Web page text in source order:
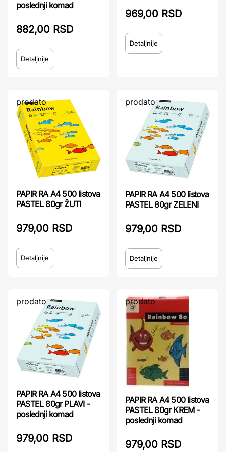
poslednji komad
882,00 RSD
Detaljnije
969,00 RSD
Detaljnije
prodato
PAPIR RA A4 500 listova
PASTEL 80gr ŽUTI
979,00 RSD
Detaljnije
prodato
PAPIR RA A4 500 listova
PASTEL 80gr ZELENI
979,00 RSD
Detaljnije
prodato
PAPIR RA A4 500 listova
PASTEL 80gr PLAVI -
poslednji komad
979,00 RSD
prodato
PAPIR RA A4 500 listova
PASTEL 80gr KREM -
poslednji komad
979,00 RSD